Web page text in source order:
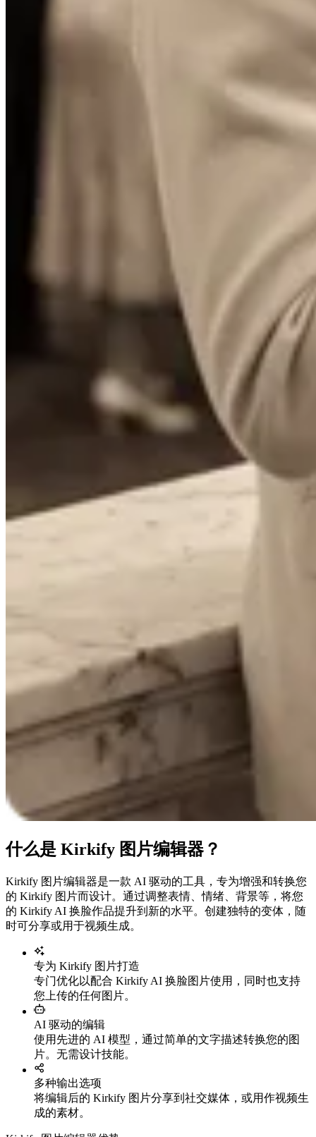
什么是 Kirkify 图片编辑器？
Kirkify 图片编辑器是一款 AI 驱动的工具，专为增强和转换您
的 Kirkify 图片而设计。通过调整表情、情绪、背景等，将您
的 Kirkify AI 换脸作品提升到新的水平。创建独特的变体，随
时可分享或用于视频生成。
专为 Kirkify 图片打造
专门优化以配合 Kirkify AI 换脸图片使用，同时也支持
您上传的任何图片。
AI 驱动的编辑
使用先进的 AI 模型，通过简单的文字描述转换您的图
片。无需设计技能。
多种输出选项
将编辑后的 Kirkify 图片分享到社交媒体，或用作视频生
成的素材。